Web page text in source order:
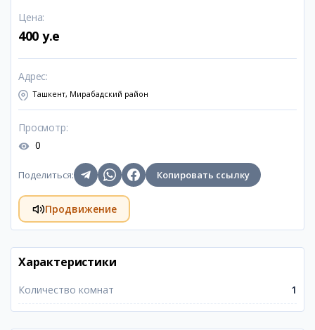
Цена:
400 y.e
Адрес:
Ташкент, Мирабадский район
Просмотр:
0
Поделиться: Копировать ссылку
Продвижение
Характеристики
Количество комнат 1